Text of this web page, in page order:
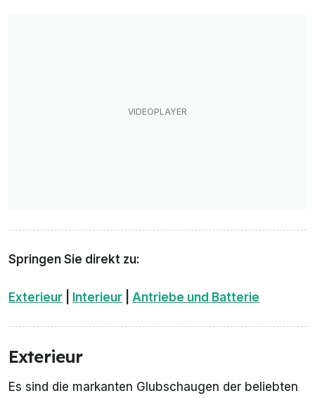
Springen Sie direkt zu:
Exterieur Interieur Antriebe und Batterie
Exterieur
Es sind die markanten Glubschaugen der beliebten